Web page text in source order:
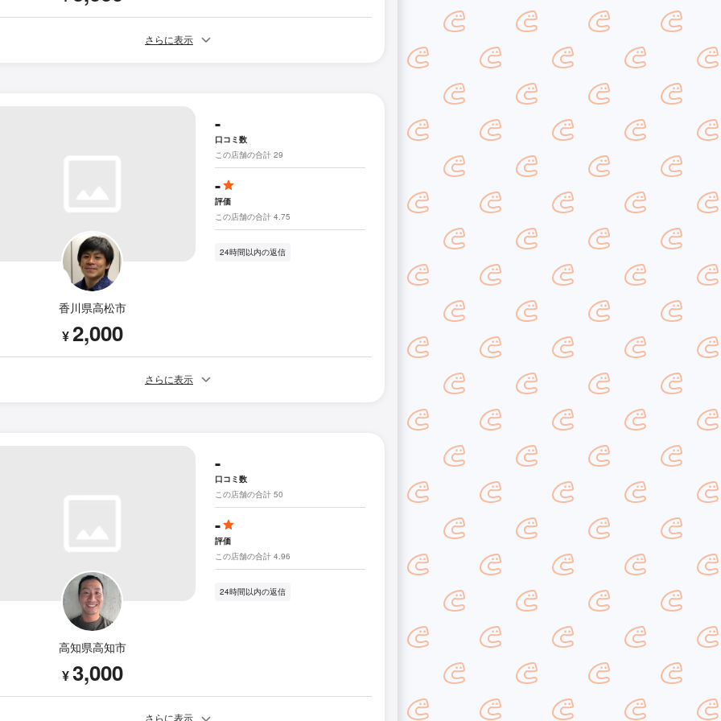
さらに表示
香川県高松市
¥2,000
-
口コミ数
この店舗の合計 29
-
評価
この店舗の合計 4.75
24時間以内の返信
さらに表示
高知県高知市
¥3,000
-
口コミ数
この店舗の合計 50
-
評価
この店舗の合計 4.96
24時間以内の返信